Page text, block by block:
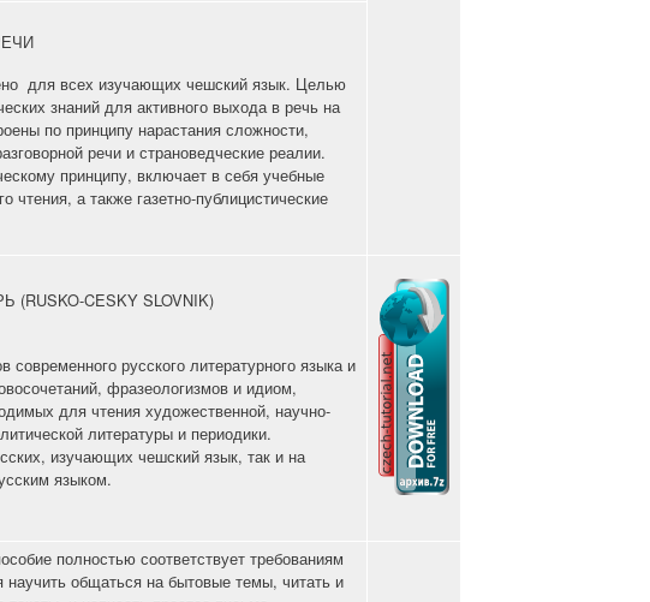
для всех изучающих чешский язык. Целью
знаний для активного выхода в речь на
по принципу нарастания сложности,
речи и страноведческие реалии.
принципу, включает в себя учебные
чтения, а также газетно-публицистические
CESKY SLOVNIK)
русского литературного языка и
фразеологизмов и идиом,
для чтения художественной, научно-
литературы и периодики.
изучающих чешский язык, так и на
языком.
полностью соответствует требованиям
общаться на бытовые темы, читать и